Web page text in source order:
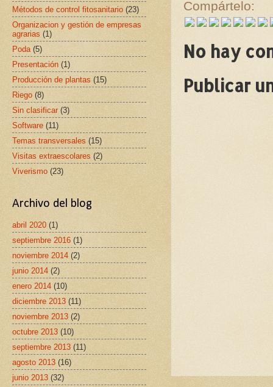
Compártelo:
No hay
Publicar
Métodos de control fitosanitario (23)
Organizacion y gestión de empresas
agrarias (1)
Poda (5)
Presentación (1)
Producción de plantas (15)
Riego (8)
Sin clasificar (3)
Software (11)
Temas transversales (15)
Visitas extraescolares (2)
Viverismo (23)
Archivo del blog
abril 2020 (1)
septiembre 2016 (1)
noviembre 2014 (2)
junio 2014 (2)
enero 2014 (10)
diciembre 2013 (11)
noviembre 2013 (2)
octubre 2013 (10)
septiembre 2013 (11)
agosto 2013 (16)
junio 2013 (32)